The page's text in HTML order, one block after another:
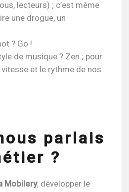
lecteurs) ; c’est même
une drogue, un
? Go !
de musique ? Zen ; pour
et le rythme de nos
parlais
?
Mobilery, développer le